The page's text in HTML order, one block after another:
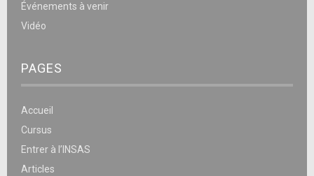
Événements à venir
Vidéo
PAGES
Accueil
Cursus
Entrer à l’INSAS
Articles